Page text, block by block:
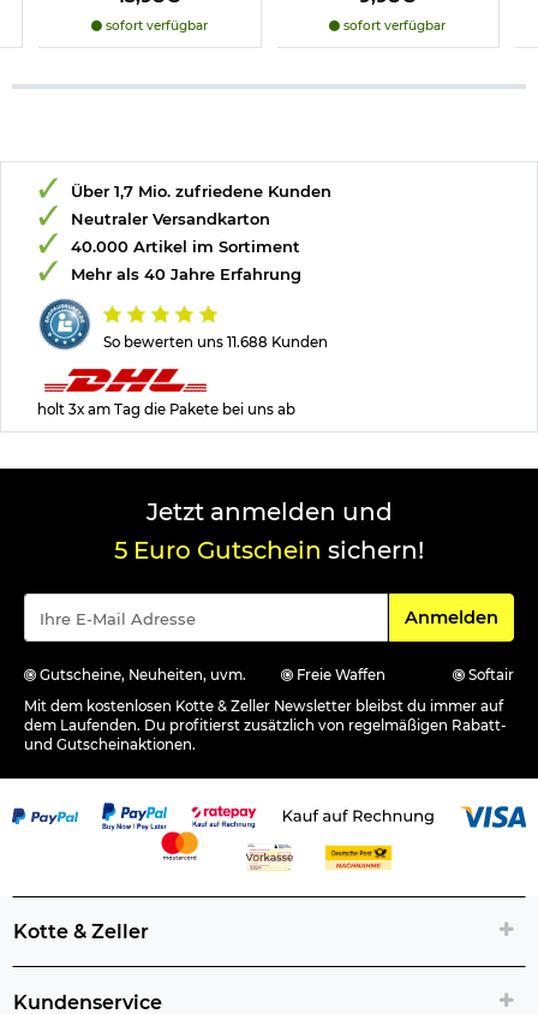
sofort verfügbar sofort verfügbar
So bewerten uns 11.688 Kunden
Über 1,7 Mio. zufriedene Kunden
Neutraler Versandkarton
40.000 Artikel im Sortiment
Mehr als 40 Jahre Erfahrung
holt 3x am Tag die Pakete bei uns ab
Jetzt anmelden und
5 Euro Gutschein sichern!
Für den
Anmelden
Gutscheine, Neuheiten, uvm. Freie Waffen
Softair
Mit dem kostenlosen Kotte & Zeller Newsletter bleibst du immer auf
dem Laufenden. Du profitierst zusätzlich von regelmäßigen Rabatt-
und Gutscheinaktionen.
Kotte & Zeller
Kundenservice